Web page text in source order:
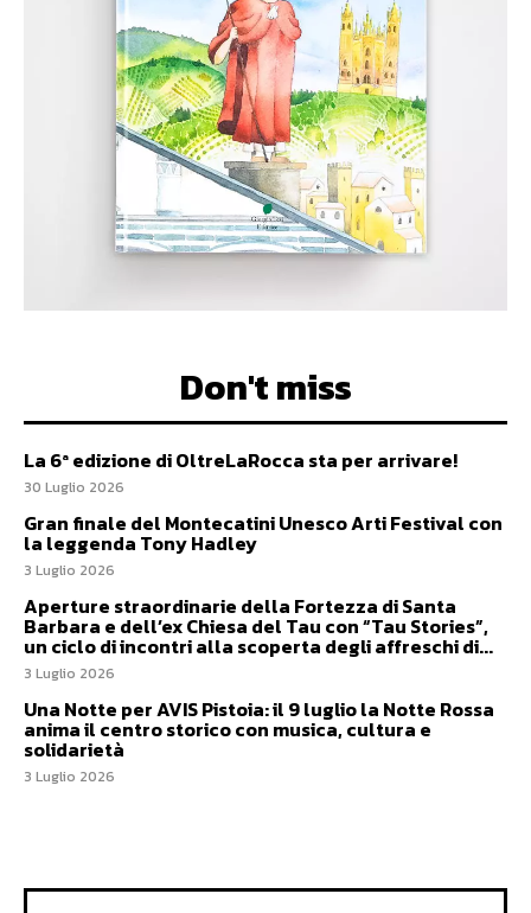
Don't miss
La 6ª edizione di OltreLaRocca sta per arrivare!
30 Luglio 2026
Gran finale del Montecatini Unesco Arti Festival con
la leggenda Tony Hadley
3 Luglio 2026
Aperture straordinarie della Fortezza di Santa
Barbara e dell’ex Chiesa del Tau con “Tau Stories”,
un ciclo di incontri alla scoperta degli affreschi di...
3 Luglio 2026
Una Notte per AVIS Pistoia: il 9 luglio la Notte Rossa
anima il centro storico con musica, cultura e
solidarietà
3 Luglio 2026